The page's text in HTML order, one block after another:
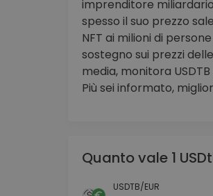
imprenditore
spesso il suo prezzo
NFT ai milioni di
sostegno sui prezzi
media, monitora
Più sei informato,
Quanto vale 1
USDTB/EUR